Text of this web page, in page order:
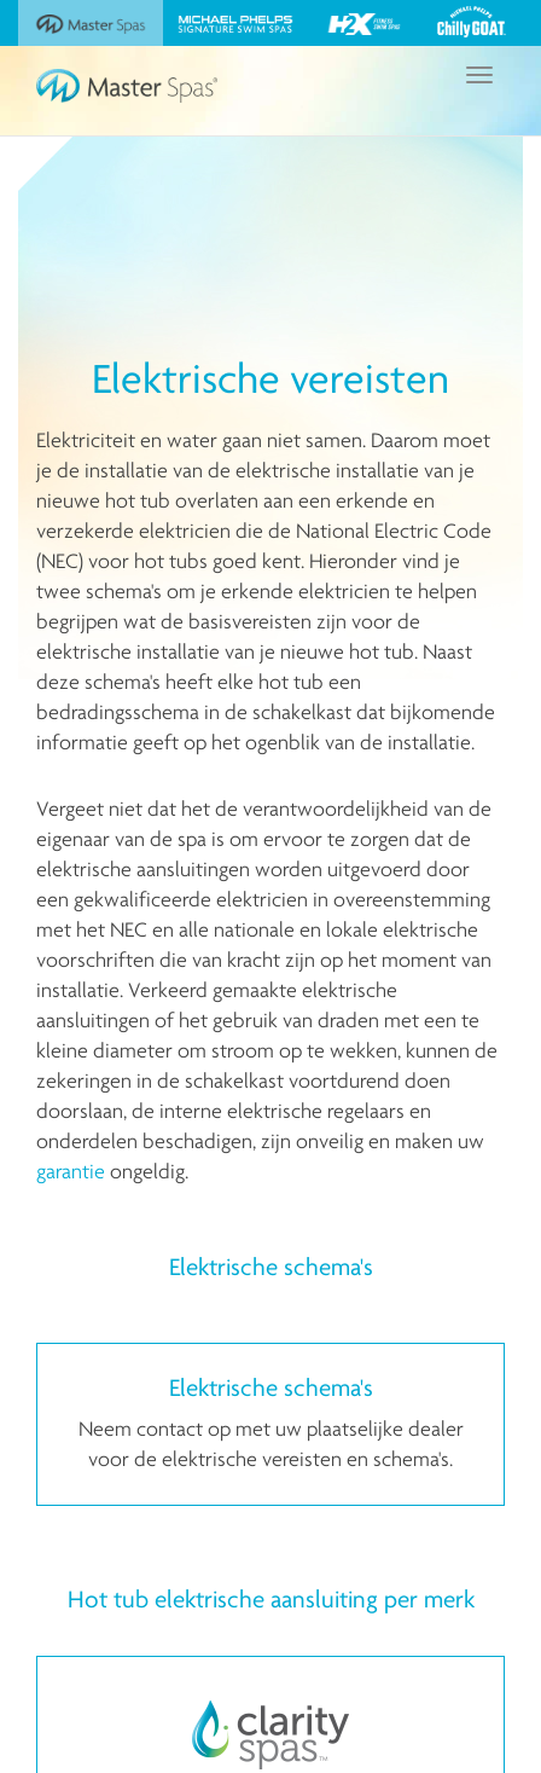
Bezoek
Master
de
Michael
Phelps
Signature
Bezoek
Bekijk
onze
Navigatie
Elektrische vereisten
Elektriciteit en water gaan niet samen. Daarom moet
je de installatie van de elektrische installatie van je
nieuwe hot tub overlaten aan een erkende en
verzekerde elektricien die de National Electric Code
(NEC) voor hot tubs goed kent. Hieronder vind je
twee schema's om je erkende elektricien te helpen
begrijpen wat de basisvereisten zijn voor de
elektrische installatie van je nieuwe hot tub. Naast
deze schema's heeft elke hot tub een
bedradingsschema in de schakelkast dat bijkomende
informatie geeft op het ogenblik van de installatie.
Vergeet niet dat het de verantwoordelijkheid van de
eigenaar van de spa is om ervoor te zorgen dat de
elektrische aansluitingen worden uitgevoerd door
een gekwalificeerde elektricien in overeenstemming
met het NEC en alle nationale en lokale elektrische
voorschriften die van kracht zijn op het moment van
installatie. Verkeerd gemaakte elektrische
aansluitingen of het gebruik van draden met een te
kleine diameter om stroom op te wekken, kunnen de
zekeringen in de schakelkast voortdurend doen
doorslaan, de interne elektrische regelaars en
onderdelen beschadigen, zijn onveilig en maken uw
garantie ongeldig.
Elektrische schema's
Elektrische schema's
Neem contact op met uw plaatselijke dealer
voor de elektrische vereisten en schema's.
Hot tub elektrische aansluiting per merk